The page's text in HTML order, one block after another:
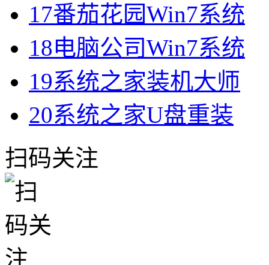
17番茄花园Win7系统
18电脑公司Win7系统
19系统之家装机大师
20系统之家U盘重装
扫码关注